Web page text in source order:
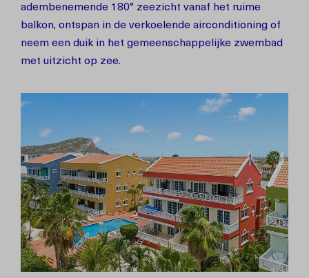
adembenemende 180° zeezicht vanaf het ruime
balkon, ontspan in de verkoelende airconditioning of
neem een duik in het gemeenschappelijke zwembad
met uitzicht op zee.